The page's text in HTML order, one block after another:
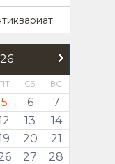
ПТ СБ ВС
5 6
7
13
14
20
21
27
28